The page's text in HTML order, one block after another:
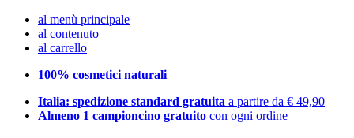
al menù principale
al contenuto
al carrello
100% cosmetici naturali
Italia: spedizione standard gratuita a partire da € 49,90
Almeno 1 campioncino gratuito con ogni ordine